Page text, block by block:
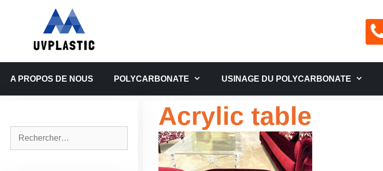
A PROPOS DE NOUS POLYCARBONATE USINAGE DU POLYCARBONATE
Acrylic table